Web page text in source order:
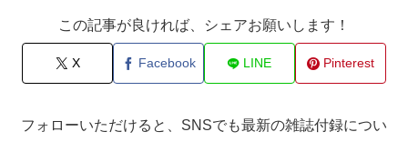
この記事が良ければ、シェアお願いします！
X Facebook LINE Pinterest
フォローいただけると、SNSでも最新の雑誌付録につい